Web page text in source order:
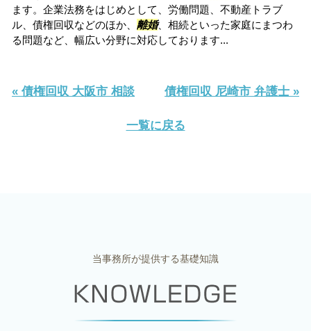
ます。企業法務をはじめとして、労働問題、不動産トラブ
ル、債権回収などのほか、 離婚、相続といった家庭にまつわ
る問題など、幅広い分野に対応しております...
« 債権回収 大阪市 相談 債権回収 尼崎市 弁護士 »
一覧に戻る
当事務所が提供する基礎知識